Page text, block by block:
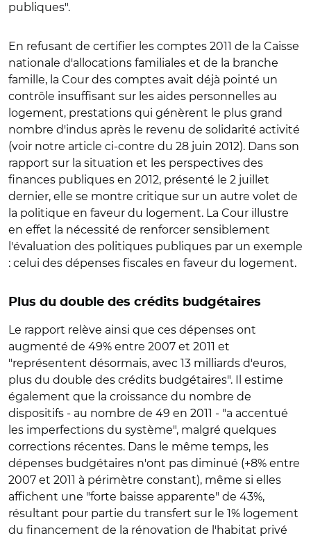
publiques".
En refusant de certifier les comptes 2011 de la Caisse
nationale d'allocations familiales et de la branche
famille, la Cour des comptes avait déjà pointé un
contrôle insuffisant sur les aides personnelles au
logement, prestations qui génèrent le plus grand
nombre d'indus après le revenu de solidarité activité
(voir notre article ci-contre du 28 juin 2012). Dans son
rapport sur la situation et les perspectives des
finances publiques en 2012, présenté le 2 juillet
dernier, elle se montre critique sur un autre volet de
la politique en faveur du logement. La Cour illustre
en effet la nécessité de renforcer sensiblement
l'évaluation des politiques publiques par un exemple
: celui des dépenses fiscales en faveur du logement.
Plus du double des crédits budgétaires
Le rapport relève ainsi que ces dépenses ont
augmenté de 49% entre 2007 et 2011 et
"représentent désormais, avec 13 milliards d'euros,
plus du double des crédits budgétaires". Il estime
également que la croissance du nombre de
dispositifs - au nombre de 49 en 2011 - "a accentué
les imperfections du système", malgré quelques
corrections récentes. Dans le même temps, les
dépenses budgétaires n'ont pas diminué (+8% entre
2007 et 2011 à périmètre constant), même si elles
affichent une "forte baisse apparente" de 43%,
résultant pour partie du transfert sur le 1% logement
du financement de la rénovation de l'habitat privé